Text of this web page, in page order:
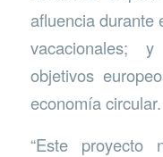
afluencia durante
vacacionales;
objetivos
economía circular.
“Este